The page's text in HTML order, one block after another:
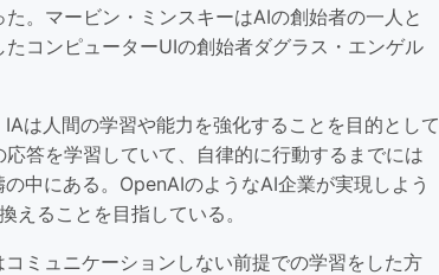
。マービン・ミンスキーはAIの創始者の一人と
コンピューターUIの創始者ダグラス・エンゲル
は人間の学習や能力を強化することを目的として
答を学習していて、自律的に行動するまでには
中にある。OpenAIのようなAI企業が実現しよう
えることを目指している。
ミュニケーションしない前提での学習をした方